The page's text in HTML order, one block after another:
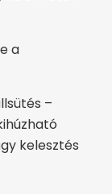
a
–
kelesztés